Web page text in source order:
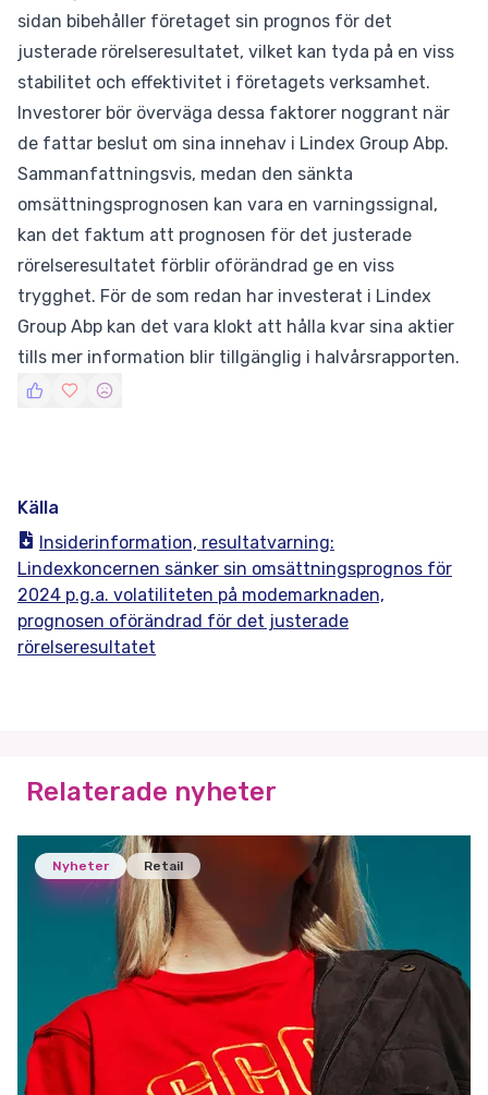
sidan bibehåller företaget sin prognos för det
justerade rörelseresultatet, vilket kan tyda på en viss
stabilitet och effektivitet i företagets verksamhet.
Investorer bör överväga dessa faktorer noggrant när
de fattar beslut om sina innehav i Lindex Group Abp.
Sammanfattningsvis, medan den sänkta
omsättningsprognosen kan vara en varningssignal,
kan det faktum att prognosen för det justerade
rörelseresultatet förblir oförändrad ge en viss
trygghet. För de som redan har investerat i Lindex
Group Abp kan det vara klokt att hålla kvar sina aktier
tills mer information blir tillgänglig i halvårsrapporten.
Källa
Insiderinformation, resultatvarning:
Lindexkoncernen sänker sin omsättningsprognos för
2024 p.g.a. volatiliteten på modemarknaden,
prognosen oförändrad för det justerade
rörelseresultatet
Relaterade nyheter
Nyheter Retail